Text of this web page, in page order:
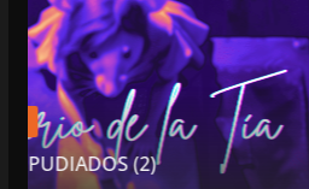
NACIONALES OPINIÓN
“NO VIVIMOS BUENOS
LIBERTAD DE
DEMOCRACIA EN
DESPIDIÓ DE MVS